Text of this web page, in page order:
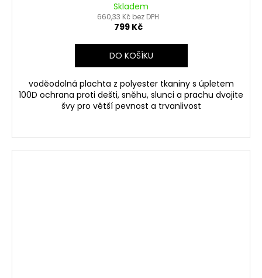
Skladem
660,33 Kč bez DPH
799 Kč
DO KOŠÍKU
voděodolná plachta z polyester tkaniny s úpletem
100D ochrana proti dešti, sněhu, slunci a prachu dvojite
švy pro větší pevnost a trvanlivost